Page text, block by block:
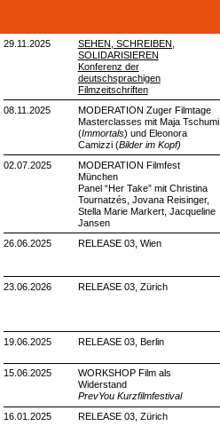
29.11.2025
SEHEN, SCHREIBEN,
SOLIDARISIEREN
Konferenz der
deutschsprachigen
Filmzeitschriften
08.11.2025
MODERATION Zuger Filmtage
Masterclasses mit Maja Tschumi
(Immortals) und Eleonora
Camizzi (Bilder im Kopf)
02.07.2025
MODERATION Filmfest
München
Panel “Her Take” mit Christina
Tournatzés, Jovana Reisinger,
Stella Marie Markert, Jacqueline
Jansen
26.06.2025 RELEASE 03, Wien
23.06.2026 RELEASE 03, Zürich
19.06.2025 RELEASE 03, Berlin
15.06.2025
WORKSHOP Film als
Widerstand
PrevYou Kurzfilmfestival
16.01.2025 RELEASE 03, Zürich